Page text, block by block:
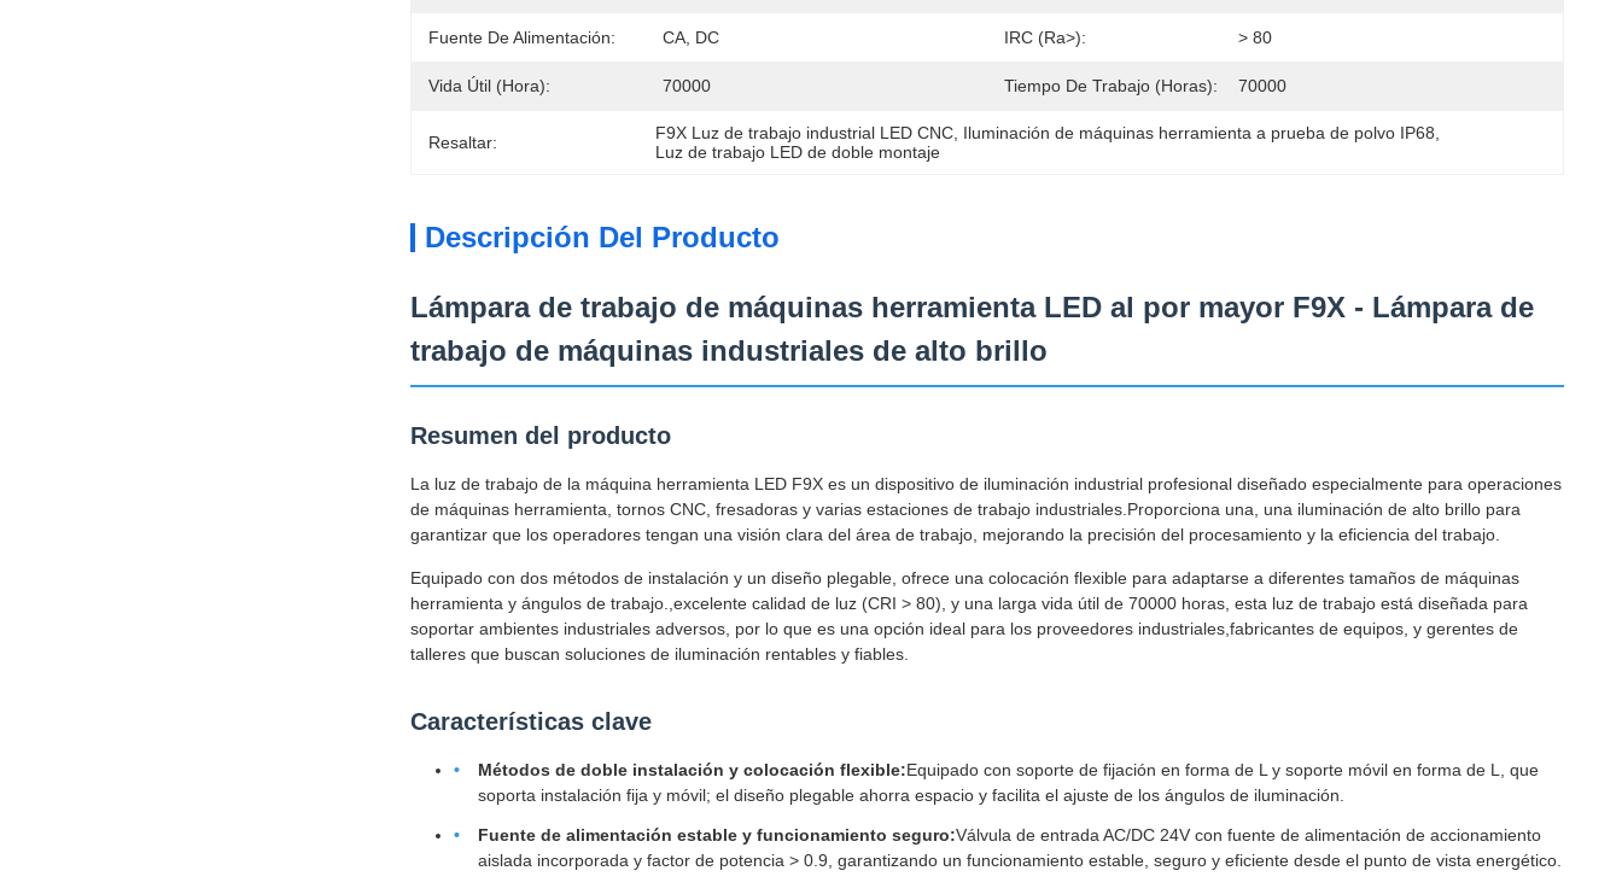
Fuente De Alimentación: CA, DC IRC (Ra>): > 80
Vida Útil (hora): 70000 Tiempo De Trabajo (horas): 70000
Resaltar: F9X Luz de trabajo industrial LED CNC Iluminación de máquinas herramienta a prueba de polvo IP68
Luz de trabajo LED de doble montaje
Descripción Del Producto
Lámpara de trabajo de máquinas herramienta LED al por mayor F9X - Lámpara de
trabajo de máquinas industriales de alto brillo
Resumen del producto
La luz de trabajo de la máquina herramienta LED F9X es un dispositivo de iluminación industrial profesional diseñado especialmente para operaciones
de máquinas herramienta, tornos CNC, fresadoras y varias estaciones de trabajo industriales.Proporciona una, una iluminación de alto brillo para
garantizar que los operadores tengan una visión clara del área de trabajo, mejorando la precisión del procesamiento y la eficiencia del trabajo.
Equipado con dos métodos de instalación y un diseño plegable, ofrece una colocación flexible para adaptarse a diferentes tamaños de máquinas
herramienta y ángulos de trabajo.,excelente calidad de luz (CRI > 80), y una larga vida útil de 70000 horas, esta luz de trabajo está diseñada para
soportar ambientes industriales adversos, por lo que es una opción ideal para los proveedores industriales,fabricantes de equipos, y gerentes de
talleres que buscan soluciones de iluminación rentables y fiables.
Características clave
Métodos de doble instalación y colocación flexible:Equipado con soporte de fijación en forma de L y soporte móvil en forma de L, que
soporta instalación fija y móvil; el diseño plegable ahorra espacio y facilita el ajuste de los ángulos de iluminación.
Fuente de alimentación estable y funcionamiento seguro:Válvula de entrada AC/DC 24V con fuente de alimentación de accionamiento
aislada incorporada y factor de potencia > 0.9, garantizando un funcionamiento estable, seguro y eficiente desde el punto de vista energético.